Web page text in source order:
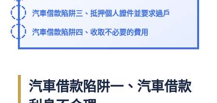
汽車借款陷阱三、抵押個人證件並要求過戶
汽車借款陷阱四、收取不必要的費用
汽車借款陷阱一、汽車借款